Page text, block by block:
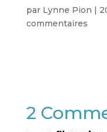
par Lynne Pion |
commentaires
2